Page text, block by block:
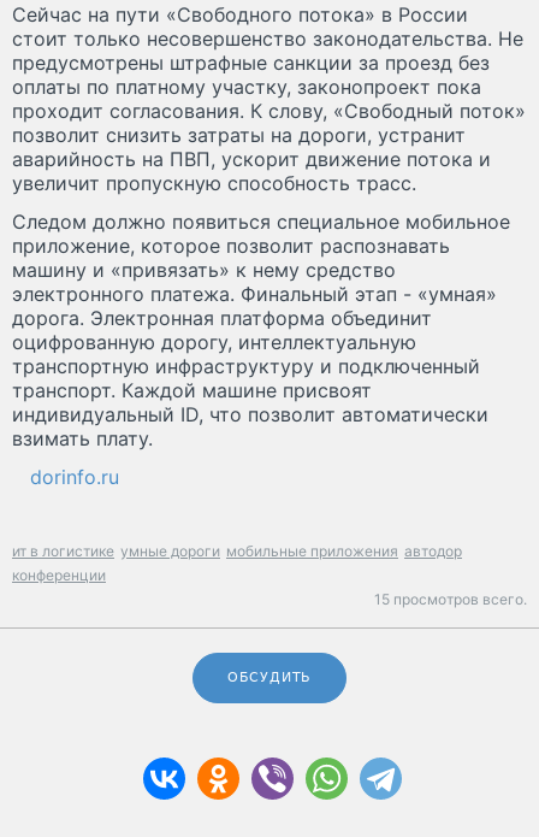
Сейчас на пути «Свободного потока» в России
стоит только несовершенство законодательства. Не
предусмотрены штрафные санкции за проезд без
оплаты по платному участку, законопроект пока
проходит согласования. К слову, «Свободный поток»
позволит снизить затраты на дороги, устранит
аварийность на ПВП, ускорит движение потока и
увеличит пропускную способность трасс.
Следом должно появиться специальное мобильное
приложение, которое позволит распознавать
машину и «привязать» к нему средство
электронного платежа. Финальный этап - «умная»
дорога. Электронная платформа объединит
оцифрованную дорогу, интеллектуальную
транспортную инфраструктуру и подключенный
транспорт. Каждой машине присвоят
индивидуальный ID, что позволит автоматически
взимать плату.
dorinfo.ru
ит в логистике умные дороги мобильные приложения автодор
конференции
15 просмотров всего.
ОБСУДИТЬ